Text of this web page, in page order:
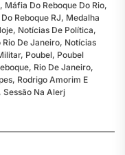
, Máfia Do Reboque Do Rio,
Reboque RJ, Medalha
, Notícias De Política,
Rio De Janeiro, Notícias
, Poubel, Poubel
, Rio De Janeiro,
, Rodrigo Amorim E
, Sessão Na Alerj